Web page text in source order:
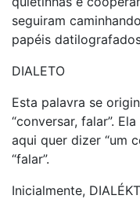
seguiram
papéis
DIALETO
Esta palavra se
“conversar, falar”.
aqui quer dizer “um
“falar”.
Inicialmente,